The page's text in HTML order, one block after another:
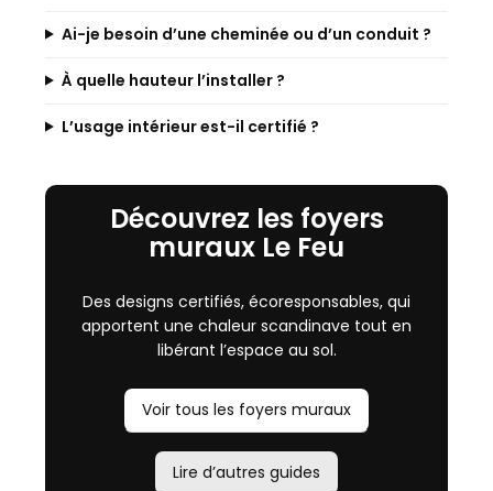
Ai-je besoin d’une cheminée ou d’un conduit ?
À quelle hauteur l’installer ?
L’usage intérieur est-il certifié ?
Découvrez les foyers
muraux Le Feu
Des designs certifiés, écoresponsables, qui
apportent une chaleur scandinave tout en
libérant l’espace au sol.
Voir tous les foyers muraux
Lire d’autres guides